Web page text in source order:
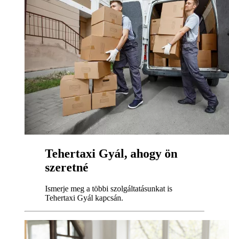
Tehertaxi Gyál, ahogy ön
szeretné
Ismerje meg a többi szolgáltatásunkat is
Tehertaxi Gyál kapcsán.